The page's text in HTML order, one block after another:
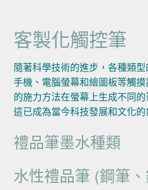
客製化觸控筆
隨著科學技術的進步，各種類
手機、電腦螢幕和繪圖板等觸
的施力方法在螢幕上生成不同
這已成為當今科技發展和文化的
禮品筆墨水種類
水性禮品筆 (鋼筆